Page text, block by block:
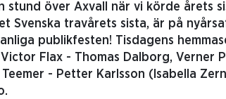
stund över Axvall när vi körde årets
Svenska travårets sista, är på
publikfesten! Tisdagens
Flax - Thomas Dalborg, Verner
- Petter Karlsson (Isabella